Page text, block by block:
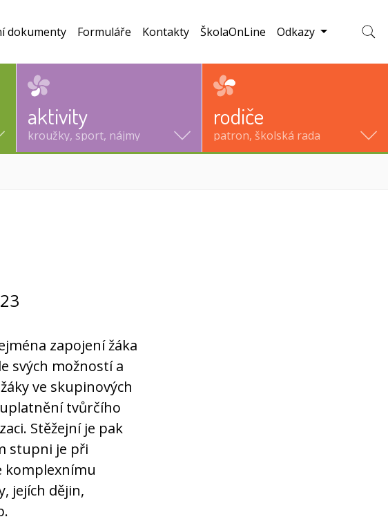
aktivity
kroužky, sport, nájmy
rodiče
patron, školská rada
dokumenty Formuláře Kontakty ŠkolaOnLine Odkazy
zapojení žáka
svých možností a
ve skupinových
tvůrčího
Stěžejní je pak
stupni je při
komplexnímu
jejích dějin,